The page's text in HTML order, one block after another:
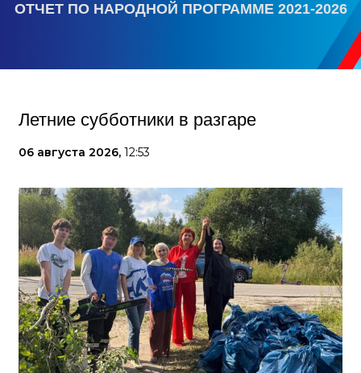
ОТЧЕТ ПО НАРОДНОЙ ПРОГРАММЕ 2021-2026
Летние субботники в разгаре
06 августа 2026, 12:53